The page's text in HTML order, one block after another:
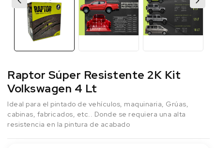
Raptor Súper Resistente 2K Kit
Volkswagen 4 Lt
Ideal para el pintado de vehículos, maquinaria, Grúas,
cabinas, fabricados, etc.. Donde se requiera una alta
resistencia en la pintura de acabado